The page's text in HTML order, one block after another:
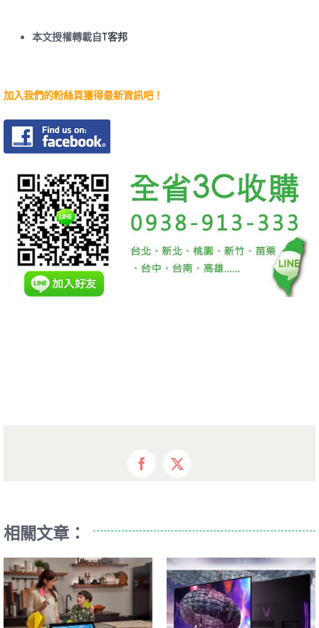
本文授權轉載自T客邦
加入我們的粉絲頁獲得最新資訊吧！
Facebook
X
相關文章：